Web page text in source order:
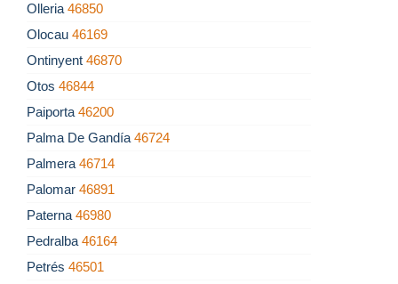
Olleria 46850
Olocau 46169
Ontinyent 46870
Otos 46844
Paiporta 46200
Palma De Gandía 46724
Palmera 46714
Palomar 46891
Paterna 46980
Pedralba 46164
Petrés 46501